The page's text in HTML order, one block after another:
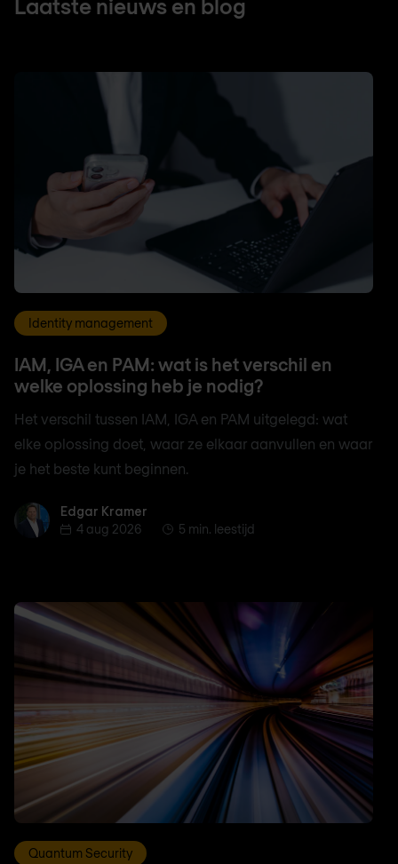
Laatste nieuws en blog
Identity management
IAM, IGA en PAM: wat is het verschil en
welke oplossing heb je nodig?
Het verschil tussen IAM, IGA en PAM uitgelegd: wat
elke oplossing doet, waar ze elkaar aanvullen en waar
je het beste kunt beginnen.
Edgar KramerEdgar Kramer
4 aug 2026
5 min. leestijd
Quantum Security